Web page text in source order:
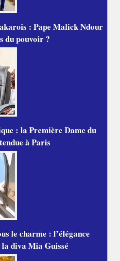
: Pape Malick Ndour
du pouvoir ?
: la Première Dame du
à Paris
le charme : l’élégance
diva Mia Guissé